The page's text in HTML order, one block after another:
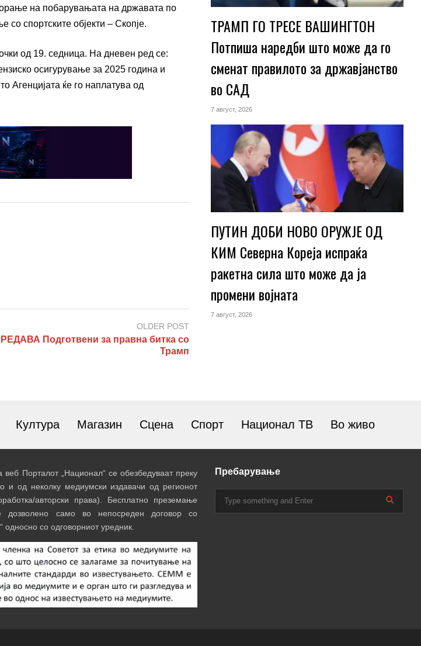
на побарувањата на државата по
со спортските објекти – Скопје.
од 19. седница. На дневен ред се:
осигурување за 2025 година и
Агенцијата ќе го наплатува од
OLDER POST
Подготвени за правна битка со
Трамп
ТРАМП ГО ТРЕСЕ ВАШИНГТОН
Потпиша наредби што може да го
сменат правилото за државјанство
во САД
7 август, 2026
ПУТИН ДОБИ НОВО ОРУЖЈЕ ОД
КИМ Северна Кореја испраќа
ракетна сила што може да ја
промени војната
7 август, 2026
Култура Магазин Сцена Спорт Национал ТВ Во живо
Порталот „Национал“ се обезбедуваат преку
и од неколку медиумски издавачи од регионот
авторски права). Бесплатно преземање
само во непосреден договор со
односно со одговорниот уредник.
Пребарување